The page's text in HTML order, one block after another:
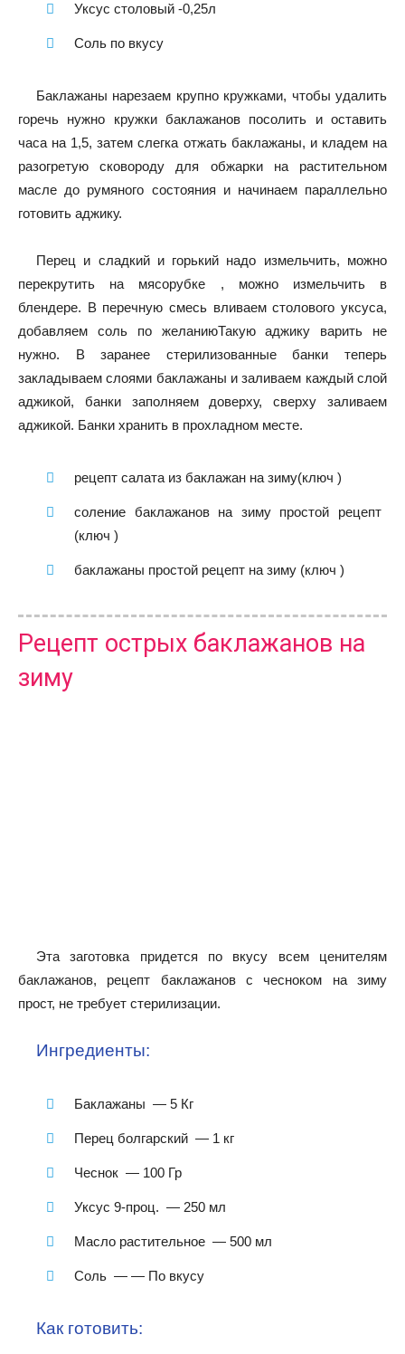
Уксус столовый -0,25л
Соль по вкусу
Баклажаны нарезаем крупно кружками, чтобы удалить
горечь нужно кружки баклажанов посолить и оставить
часа на 1,5, затем слегка отжать баклажаны, и кладем на
разогретую сковороду для обжарки на растительном
масле до румяного состояния и начинаем параллельно
готовить аджику.
Перец и сладкий и горький надо измельчить, можно
перекрутить на мясорубке , можно измельчить в
блендере. В перечную смесь вливаем столового уксуса,
добавляем соль по желаниюТакую аджику варить не
нужно. В заранее стерилизованные банки теперь
закладываем слоями баклажаны и заливаем каждый слой
аджикой, банки заполняем доверху, сверху заливаем
аджикой. Банки хранить в прохладном месте.
рецепт салата из баклажан на зиму(ключ )
соление баклажанов на зиму простой рецепт
(ключ )
баклажаны простой рецепт на зиму (ключ )
Рецепт острых баклажанов на
зиму
Эта заготовка придется по вкусу всем ценителям
баклажанов, рецепт баклажанов с чесноком на зиму
прост, не требует стерилизации.
Ингредиенты:
Баклажаны — 5 Кг
Перец болгарский — 1 кг
Чеснок — 100 Гр
Уксус 9-проц. — 250 мл
Масло растительное — 500 мл
Соль — — По вкусу
Как готовить: